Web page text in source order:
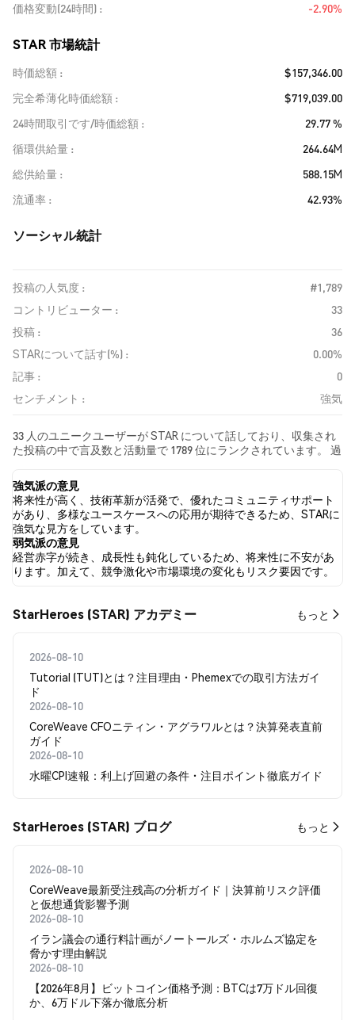
価格変動(24時間)
-2.90%
STAR 市場統計
時価総額
$157,346.00
完全希薄化時価総額
$719,039.00
24時間取引です/時価総額
29.77 %
循環供給量
264.64M
総供給量
588.15M
流通率
42.93%
ソーシャル統計
投稿の人気度 :
#1,789
コントリビューター :
33
投稿 :
36
STARについて話す(%) :
0.00%
記事 :
0
センチメント :
強気
33 人のユニークユーザーが STAR について話しており、収集され
た投稿の中で言及数と活動量で 1789 位にランクされています。 過
情は 強気 でした。 最後に、STAR に関するニュース記事が 0 件公
開されました。 Twitterでは、22.22% のツイートが強気の感情を
示し、3.70% のツイートが弱気の感情を示しました。 74.07% のツ
イートは STAR に対して中立的でした。 これらの感情分析は 27 件
のツイートに基づいています。
強気派の意見
将来性が高く、技術革新が活発で、優れたコミュニティサポート
があり、多様なユースケースへの応用が期待できるため、STARに
強気な見方をしています。
弱気派の意見
経営赤字が続き、成長性も鈍化しているため、将来性に不安があ
ります。加えて、競争激化や市場環境の変化もリスク要因です。
StarHeroes (STAR) アカデミー もっと
2026-08-10
Tutorial (TUT)とは？注目理由・Phemexでの取引方法ガイ
ド
2026-08-10
CoreWeave CFOニティン・アグラワルとは？決算発表直前
ガイド
2026-08-10
水曜CPI速報：利上げ回避の条件・注目ポイント徹底ガイド
StarHeroes (STAR) ブログ もっと
2026-08-10
CoreWeave最新受注残高の分析ガイド｜決算前リスク評価
と仮想通貨影響予測
2026-08-10
イラン議会の通行料計画がノートールズ・ホルムズ協定を
脅かす理由解説
2026-08-10
【2026年8月】ビットコイン価格予測：BTCは7万ドル回復
か、6万ドル下落か徹底分析